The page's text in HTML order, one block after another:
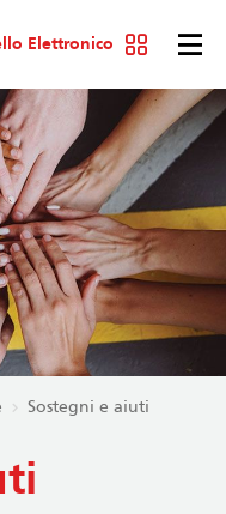
Elettronico
Sostegni e aiuti